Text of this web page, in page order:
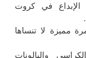
الإبداع في كروت
مميزة لا تنساها
والبالونات